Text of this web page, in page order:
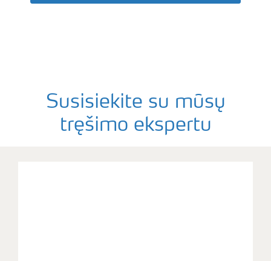
Susisiekite su mūsų
tręšimo ekspertu